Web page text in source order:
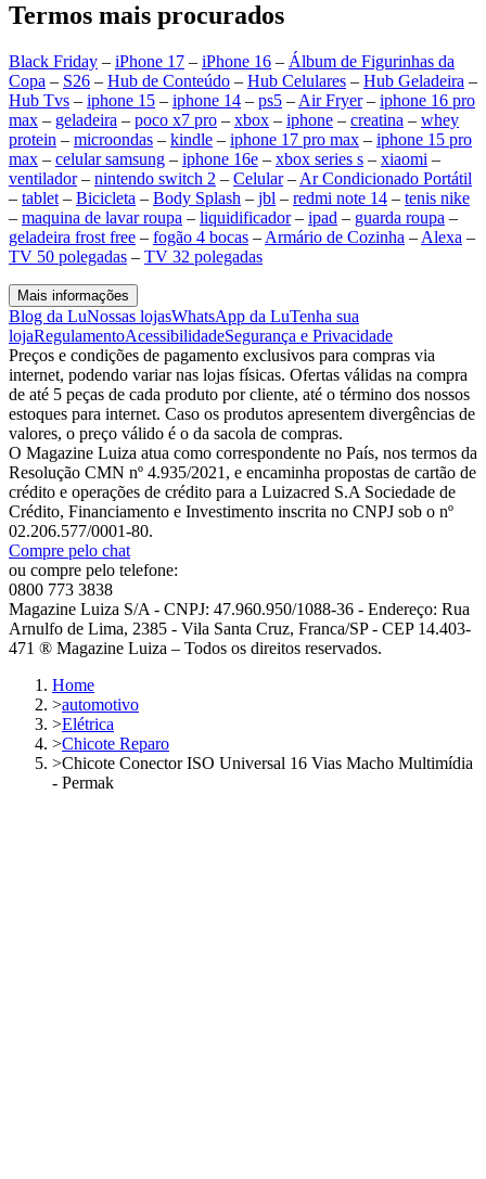
Termos mais procurados
Black Friday – iPhone 17 – iPhone 16 – Álbum de Figurinhas da
Copa – S26 – Hub de Conteúdo – Hub Celulares – Hub Geladeira –
Hub Tvs – iphone 15 – iphone 14 – ps5 – Air Fryer– iphone 16 pro
max – geladeira – poco x7 pro – xbox – iphone – creatina – whey
protein – microondas – kindle – iphone 17 pro max – iphone 15 pro
max – celular samsung – iphone 16e – xbox series s – xiaomi –
ventilador– nintendo switch 2 – Celular– Ar Condicionado Portátil
– tablet – Bicicleta – Body Splash – jbl – redmi note 14 – tenis nike
– maquina de lavar roupa – liquidificador– ipad – guarda roupa –
geladeira frost free – fogão 4 bocas – Armário de Cozinha – Alexa –
TV 50 polegadas – TV 32 polegadas
Mais informações
Blog da LuNossas lojasWhatsApp da LuTenha sua
lojaRegulamentoAcessibilidadeSegurança e Privacidade
Preços e condições de pagamento exclusivos para compras via
internet, podendo variar nas lojas físicas. Ofertas válidas na compra
de até 5 peças de cada produto por cliente, até o término dos nossos
estoques para internet. Caso os produtos apresentem divergências de
valores, o preço válido é o da sacola de compras.
O Magazine Luiza atua como correspondente no País, nos termos da
Resolução CMN nº 4.935/2021, e encaminha propostas de cartão de
crédito e operações de crédito para a Luizacred S.A Sociedade de
Crédito, Financiamento e Investimento inscrita no CNPJ sob o nº
02.206.577/0001-80.
Compre pelo chat
ou compre pelo telefone:
0800 773 3838
Magazine Luiza S/A - CNPJ: 47.960.950/1088-36 - Endereço: Rua
Arnulfo de Lima, 2385 - Vila Santa Cruz, Franca/SP - CEP 14.403-
471 ® Magazine Luiza – Todos os direitos reservados.
Home
>automotivo
>Elétrica
>Chicote Reparo
>Chicote Conector ISO Universal 16 Vias Macho Multimídia
- Permak